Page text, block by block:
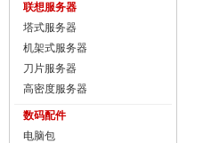
联想服务器
塔式服务器
机架式服务器
刀片服务器
高密度服务器
数码配件
电脑包